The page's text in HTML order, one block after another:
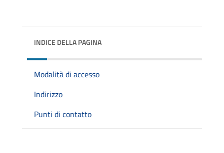
INDICE DELLA PAGINA
Modalità di accesso
Indirizzo
Punti di contatto